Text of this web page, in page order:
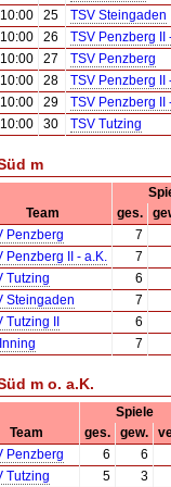
10:00 25
TSV Steingaden
10:00 26
TSV Penzberg II
10:00 27
TSV Penzberg
10:00 28
TSV Penzberg II
10:00 29
TSV Penzberg II
10:00 30 TSV Tutzing
m
Team ges.
Penzberg
7
Penzberg II - a.K.
7
Tutzing
6
Steingaden
7
Tutzing II
6
7
m o. a.K.
Spiele
Team ges. gew.
Penzberg 6
6
Tutzing 5
3